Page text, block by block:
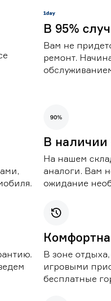
В 95%
Вам не
ремонт.
В наличии
На нашем
аналоги. Вам
ожидание
В зоне
игровыми
бесплатные